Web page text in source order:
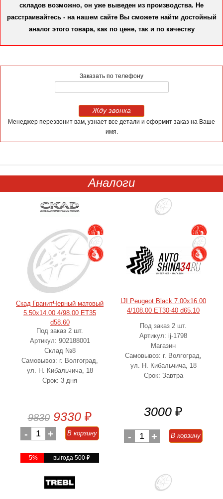
складов возможно, он уже выведен из производства. Не
расстраивайтесь - на нашем сайте Вы сможете найти достойный
аналог этого товара, как по цене, так и по качеству
Заказать по телефону
Жду звонка
Менеджер перезвонит вам, узнает все детали и оформит заказ на Ваше
имя.
Аналоги
Скад ГранитЧерный матовый
5.50x14.00 4/98.00 ET35
d58.60
Под заказ 2 шт.
Артикул: 902188001
Склад №8
Самовывоз: г. Волгоград,
ул. Н. Кибальчича, 18
Срок: 3 дня
9830 9330 ₽
- 1 + В корзину
-5% выгода 500 ₽
IJI Peugeot Black 7.00x16.00
4/108.00 ET30-40 d65.10
Под заказ 2 шт.
Артикул: ij-1798
Магазин
Самовывоз: г. Волгоград,
ул. Н. Кибальчича, 18
Срок: Завтра
3000 ₽
- 1 + В корзину